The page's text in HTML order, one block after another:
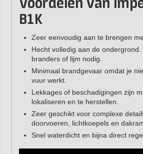
Voordelen van
B1K
Zeer eenvoudig aan te brengen
Hecht volledig aan de ondergrond.
branders of lijm nodig.
Minimaal brandgevaar omdat je
vuur werkt.
Lekkages of beschadigingen zijn
lokaliseren en te herstellen.
Zeer geschikt voor complexe
doorvoeren, lichtkoepels en
Snel waterdicht en bijna direct